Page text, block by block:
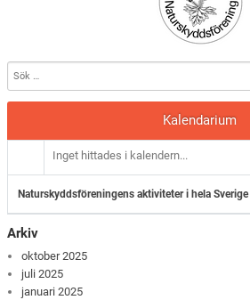
Kalendarium
Inget hittades i kalendern...
Naturskyddsföreningens aktiviteter i hela Sverige
Arkiv
oktober 2025
juli 2025
januari 2025